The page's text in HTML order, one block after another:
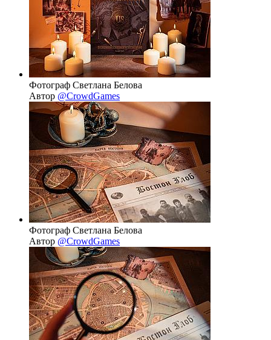
Фотограф Светлана Белова
Автор @CrowdGames
Фотограф Светлана Белова
Автор @CrowdGames